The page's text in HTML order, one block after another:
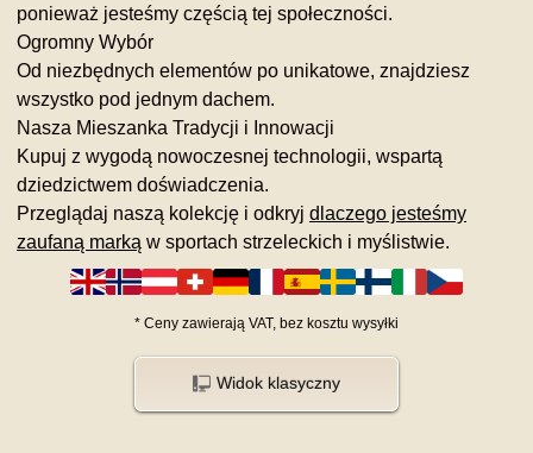
ponieważ jesteśmy częścią tej społeczności.
Ogromny Wybór
Od niezbędnych elementów po unikatowe, znajdziesz
wszystko pod jednym dachem.
Nasza Mieszanka Tradycji i Innowacji
Kupuj z wygodą nowoczesnej technologii, wspartą
dziedzictwem doświadczenia.
Przeglądaj naszą kolekcję i odkryj dlaczego jesteśmy
zaufaną marką w sportach strzeleckich i myślistwie.
* Ceny zawierają VAT, bez kosztu wysyłki
Widok klasyczny